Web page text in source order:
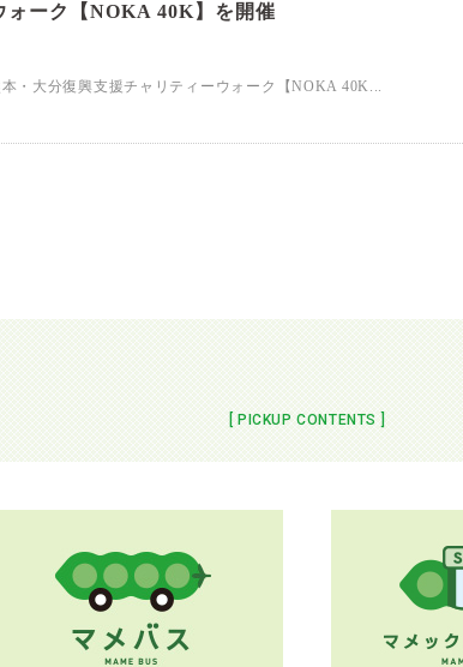
ォーク【NOKA 40K】を開催
・大分復興支援チャリティーウォーク【NOKA 40K...
[ PICKUP CONTENTS ]